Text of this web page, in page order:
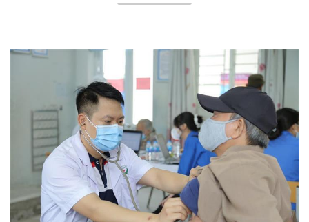
Phòng chống dịch bệnh